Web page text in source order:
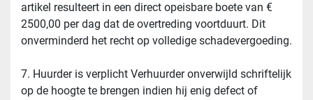
artikel resulteert in een direct opeisbare boete van €
2500,00 per dag dat de overtreding voortduurt. Dit
onverminderd het recht op volledige schadevergoeding.
7. Huurder is verplicht Verhuurder onverwijld schriftelijk
op de hoogte te brengen indien hij enig defect of